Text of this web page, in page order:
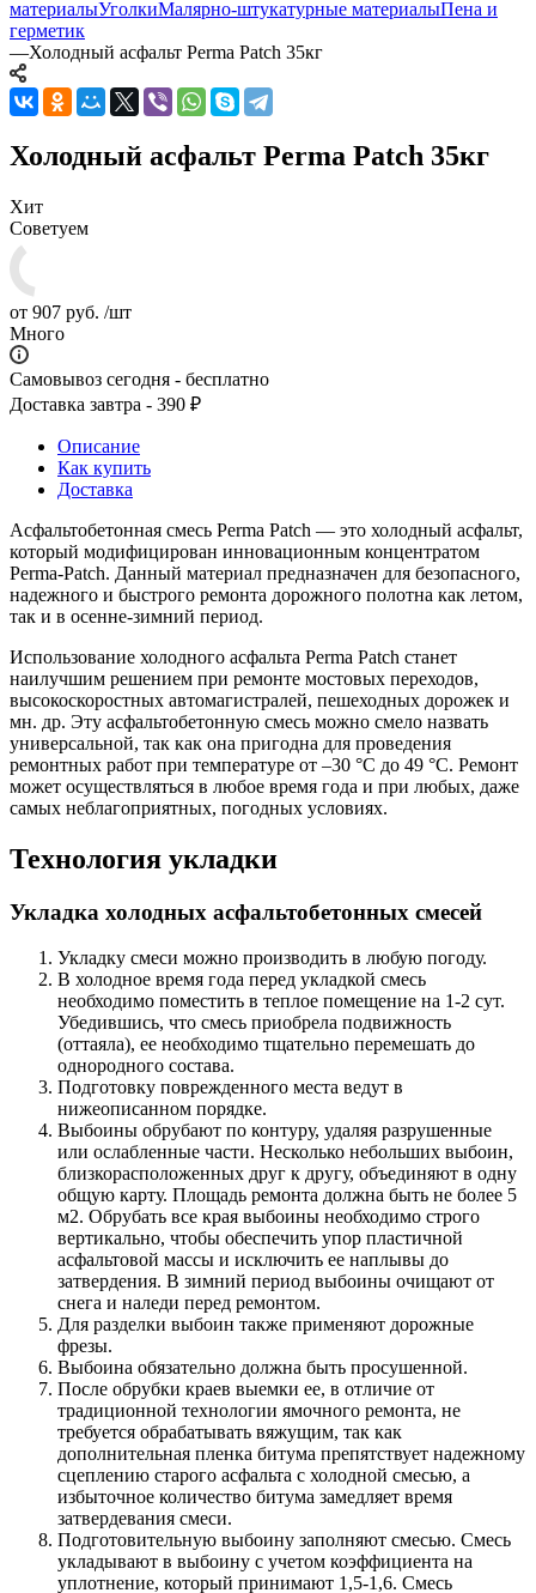
материалыУголкиМалярно-штукатурные материалыПена и
герметик
—Холодный асфальт Perma Patch 35кг
Холодный асфальт Perma Patch 35кг
Хит
Советуем
от 907 руб. /шт
Много
Самовывоз сегодня - бесплатно
Доставка завтра - 390 ₽
Описание
Как купить
Доставка
Асфальтобетонная смесь Perma Patch — это холодный асфальт,
который модифицирован инновационным концентратом
Perma-Patch. Данный материал предназначен для безопасного,
надежного и быстрого ремонта дорожного полотна как летом,
так и в осенне-зимний период.
Использование холодного асфальта Perma Patch станет
наилучшим решением при ремонте мостовых переходов,
высокоскоростных автомагистралей, пешеходных дорожек и
мн. др. Эту асфальтобетонную смесь можно смело назвать
универсальной, так как она пригодна для проведения
ремонтных работ при температуре от –30 °С до 49 °С. Ремонт
может осуществляться в любое время года и при любых, даже
самых неблагоприятных, погодных условиях.
Технология укладки
Укладка холодных асфальтобетонных смесей
Укладку смеси можно производить в любую погоду.
В холодное время года перед укладкой смесь
необходимо поместить в теплое помещение на 1-2 сут.
Убедившись, что смесь приобрела подвижность
(оттаяла), ее необходимо тщательно перемешать до
однородного состава.
Подготовку поврежденного места ведут в
нижеописанном порядке.
Выбоины обрубают по контуру, удаляя разрушенные
или ослабленные части. Несколько небольших выбоин,
близкорасположенных друг к другу, объединяют в одну
общую карту. Площадь ремонта должна быть не более 5
м2. Обрубать все края выбоины необходимо строго
вертикально, чтобы обеспечить упор пластичной
асфальтовой массы и исключить ее наплывы до
затвердения. В зимний период выбоины очищают от
снега и наледи перед ремонтом.
Для разделки выбоин также применяют дорожные
фрезы.
Выбоина обязательно должна быть просушенной.
После обрубки краев выемки ее, в отличие от
традиционной технологии ямочного ремонта, не
требуется обрабатывать вяжущим, так как
дополнительная пленка битума препятствует надежному
сцеплению старого асфальта с холодной смесью, а
избыточное количество битума замедляет время
затвердевания смеси.
Подготовительную выбоину заполняют смесью. Смесь
укладывают в выбоину с учетом коэффициента на
уплотнение, который принимают 1,5-1,6. Смесь